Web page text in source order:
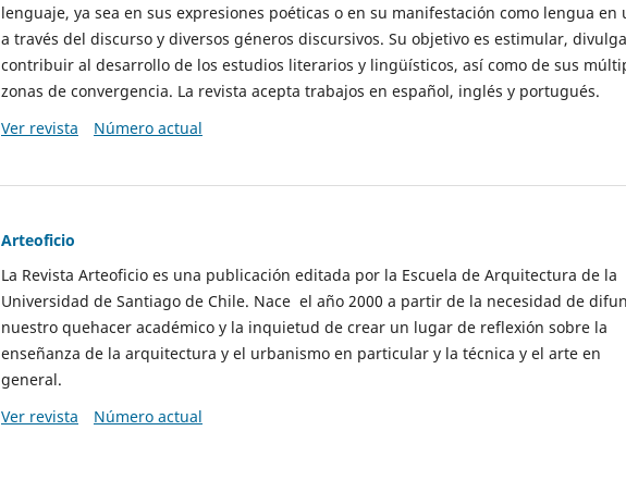
lenguaje, ya sea en sus expresiones poéticas o en su manifestación como lengua en
a través del discurso y diversos géneros discursivos. Su objetivo es estimular,
contribuir al desarrollo de los estudios literarios y lingüísticos, así como de sus
zonas de convergencia. La revista acepta trabajos en español, inglés y portugués.
Ver revista
Número actual
Arteoficio
La Revista Arteoficio es una publicación editada por la Escuela de Arquitectura de la
Universidad de Santiago de Chile. Nace el año 2000 a partir de la necesidad de
nuestro quehacer académico y la inquietud de crear un lugar de reflexión sobre la
enseñanza de la arquitectura y el urbanismo en particular y la técnica y el arte en
general.
Ver revista
Número actual